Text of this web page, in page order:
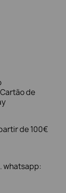
de
de 100€
whatsapp: